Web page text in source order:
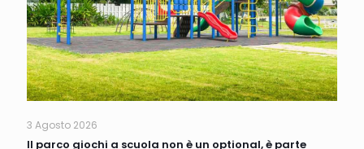
3 Agosto 2026
Il parco giochi a scuola non è un optional, è parte